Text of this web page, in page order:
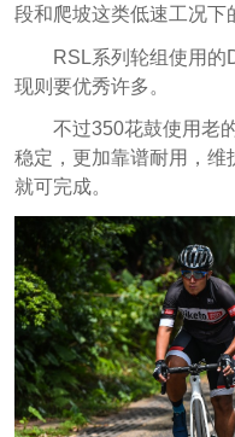
段和爬坡这类低速工况下
RSL系列轮组使用的
现则要优秀许多。
不过350花鼓使用老
稳定，更加靠谱耐用，维
就可完成。